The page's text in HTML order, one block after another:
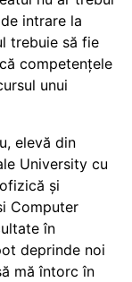
intrare la
trebuie să fie
competențele
unui
elevă din
University cu
și
Computer
în
deprinde noi
mă întorc în